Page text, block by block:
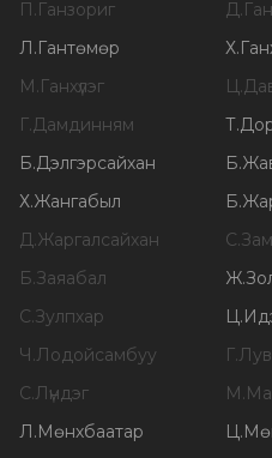
П.Ганзориг Д.
Л.Гантөмөр Х.
М.Ганхүлэг Ц.
Г.Дамдинням Т.
Б.Дэлгэрсайхан Б.
Х.Жангабыл Б.
Д.Жаргалсайхан С.
Б.Заяабал Ж.
С.Зулпхар Ц.
Ч.Лодойсамбуу Г.
С.Лүндэг М.
Л.Мөнхбаатар Ц.